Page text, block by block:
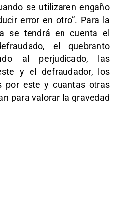
se utilizaren engaño
error en otro”. Para la
se tendrá en cuenta el
el quebranto
al perjudicado, las
y el defraudador, los
por este y cuantas otras
para valorar la gravedad